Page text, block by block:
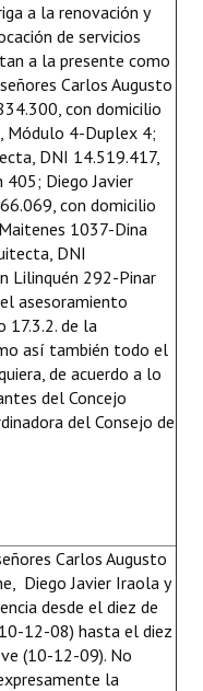
a la renovación y
de servicios
a la presente como
Carlos Augusto
con domicilio
Módulo 4-Duplex 4;
DNI 14.519.417,
Diego Javier
con domicilio
1037-Dina
DNI
Lilinquén 292-Pinar
asesoramiento
17.3.2. de la
así también todo el
de acuerdo a lo
del Concejo
del Consejo de
Carlos Augusto
Diego Javier Iraola y
desde el diez de
12-08) hasta el diez
(10-12-09). No
la